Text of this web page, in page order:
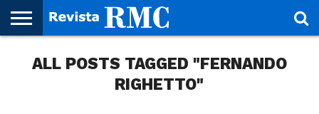
REVISTA
RMC
PROJETO
CULTURAL
RMC – 20
CIDADES
ARTE &
CULTURA
NOTÍCIAS
CORPORATIVAS
EDIÇÕES
ANTERIORES
PARCEIROS
FAÇA
O
FALE
CONOSCO
ALL POSTS TAGGED "FERNANDO
RIGHETTO"